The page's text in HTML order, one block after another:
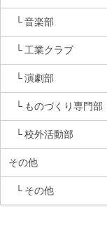
音楽部
工業クラブ
演劇部
ものづくり専門部
校外活動部
その他
その他